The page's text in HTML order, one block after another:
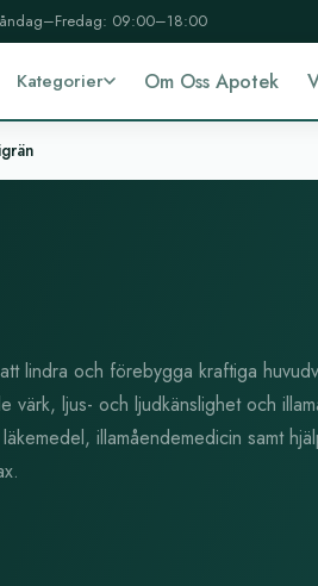
09:00–18:00
Kategorier Om Oss Apotek
lindra och förebygga kraftiga
värk, ljus- och ljudkänslighet och
illamåendemedicin samt